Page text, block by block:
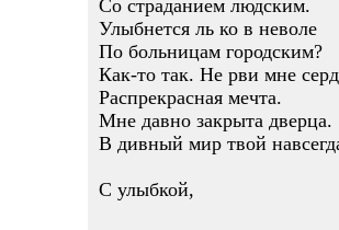
Со страданием людским.
Улыбнется ль ко в неволе
По больницам городским?
Как-то так. Не рви мне
Распрекрасная мечта.
Мне давно закрыта дверца.
В дивный мир твой
С улыбкой,